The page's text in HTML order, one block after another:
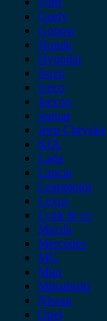
Geely
Gonow
Honda
Hyundai
Isuzu
iveco
Jaecoo
Jaguar
Jeep Chrysler
KIA
Lada
Lancia
Leapmotor
Lexus
Lynk & co
Mazda
Mercedes
MG
Mini
Mitsubishi
Nissan
Opel